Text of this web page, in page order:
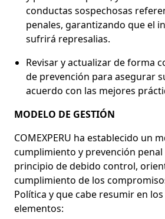
conductas sospechosas
penales, garantizando que el
sufrirá represalias.
Revisar y actualizar de forma
de prevención para asegurar
acuerdo con las mejores
MODELO DE GESTIÓN
COMEXPERU ha establecido un
cumplimiento y prevención penal
principio de debido control,
cumplimiento de los
Política y que cabe resumir en
elementos: